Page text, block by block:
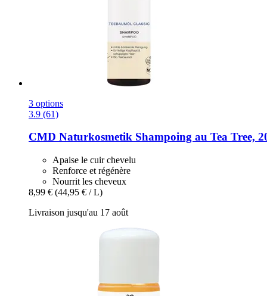
3 options
3.9 (61)
CMD Naturkosmetik Shampoing au Tea Tree,
Apaise le cuir chevelu
Renforce et régénère
Nourrit les cheveux
8,99 € (44,95 € / L)
Livraison jusqu'au 17 août